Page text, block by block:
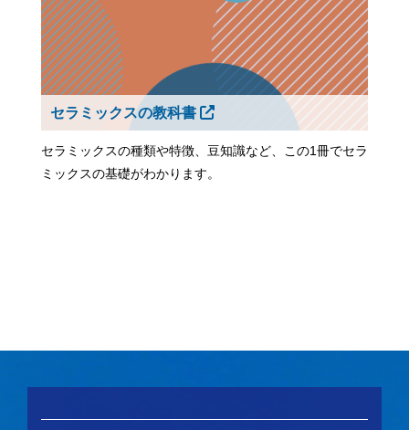
セラミックスの教科書
セラミックスの種類や特徴、豆知識など、この1冊でセラ
ミックスの基礎がわかります。